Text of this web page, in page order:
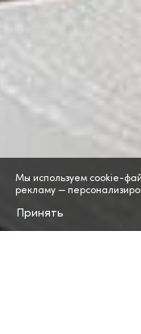
Мы используем cookie-
рекламу —
Принять